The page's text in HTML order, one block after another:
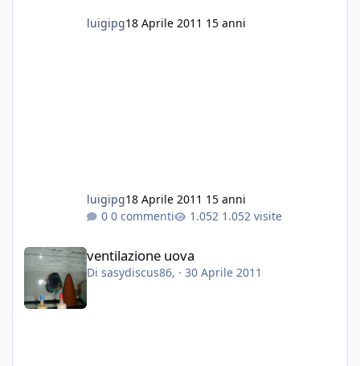
perche oltre ad essere infestanti, le lumache
luigipg18 Aprile 2011 15 anni
luigipg18 Aprile 2011 15 anni
0 commenti
1.052 visite
ventilazione uova
Di sasydiscus86, · 30 Aprile 2011